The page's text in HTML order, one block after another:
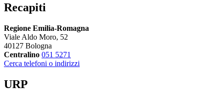
Recapiti
Regione Emilia-Romagna
Viale Aldo Moro, 52
40127 Bologna
Centralino 051 5271
Cerca telefoni o indirizzi
URP